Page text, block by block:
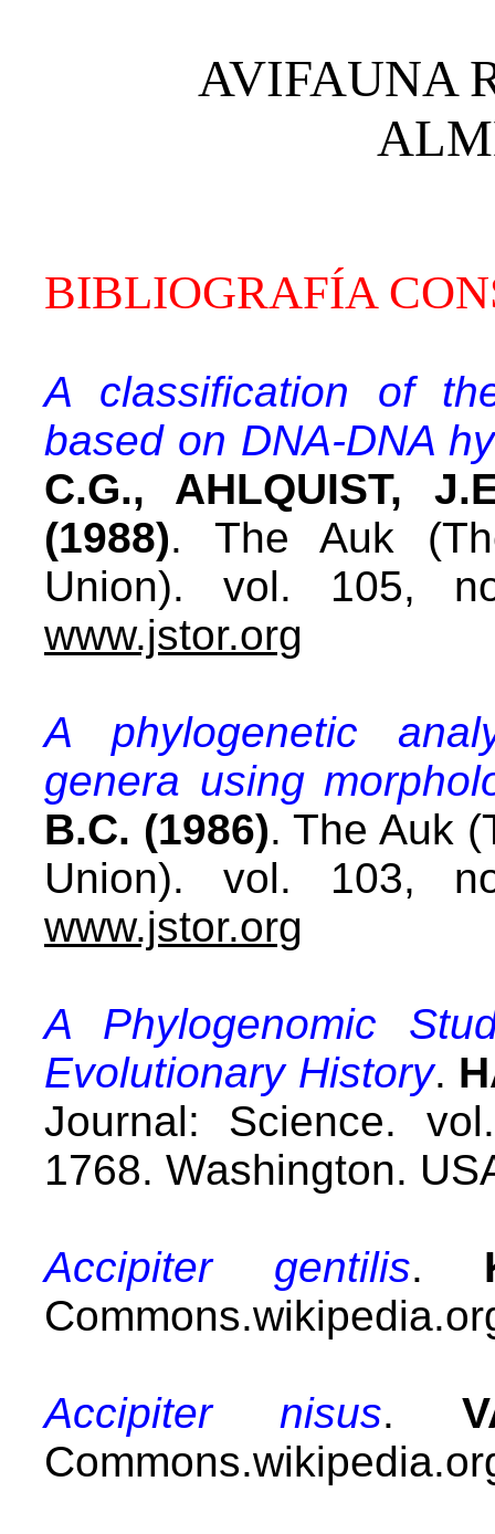
AVIFAUNA
BIBLIOGRAFÍA
A classification of
based on DNA-DNA
C.G., AHLQUIST,
(1988). The Auk
Union). vol. 105,
www.jstor.org
A phylogenetic
genera using
B.C. (1986). The Auk
Union). vol. 103,
www.jstor.org
A Phylogenomic
Evolutionary History.
Journal: Science.
1768. Washington.
Accipiter gentilis.
Accipiter nisus.